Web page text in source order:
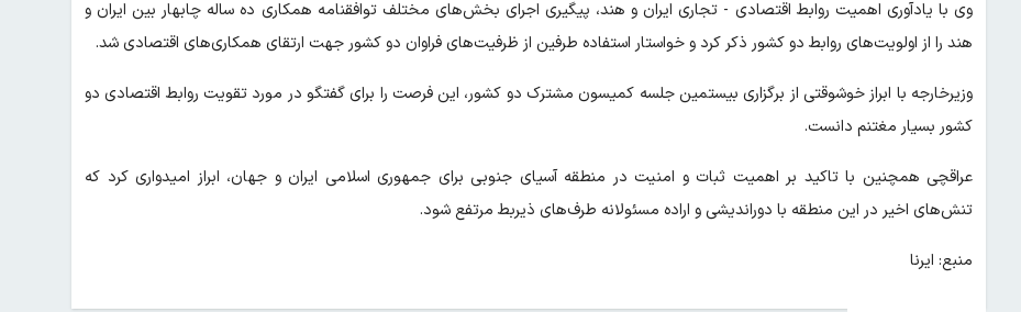
وی با یادآوری اهمیت روابط اقتصادی - تجاری ایران و هند، پیگیری اجرای بخش‌های مختلف توافقنامه همکاری ده ساله چابهار بین ایران و
هند را از اولویت‌های روابط دو کشور ذکر کرد و خواستار استفاده طرفین از ظرفیت‌های فراوان دو کشور جهت ارتقای همکاری‌های اقتصادی شد.
وزیرخارجه با ابراز خوشوقتی از برگزاری بیستمین جلسه کمیسون مشترک دو کشور، این فرصت را برای گفتگو در مورد تقویت روابط اقتصادی دو
کشور بسیار مغتنم دانست.
عراقچی همچنین با تاکید بر اهمیت ثبات و امنیت در منطقه آسیای جنوبی برای جمهوری اسلامی ایران و جهان، ابراز امیدواری کرد که
تنش‌های اخیر در این منطقه با دوراندیشی و اراده مسئولانه طرف‌های ذیربط مرتفع شود.
منبع: ایرنا